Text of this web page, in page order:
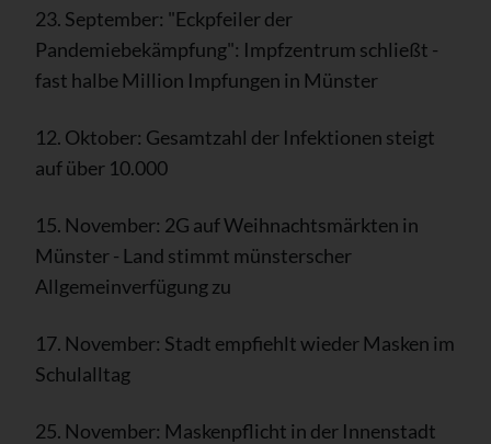
23. September: "Eckpfeiler der
Pandemiebekämpfung": Impfzentrum schließt -
fast halbe Million Impfungen in Münster
12. Oktober: Gesamtzahl der Infektionen steigt
auf über 10.000
15. November: 2G auf Weihnachtsmärkten in
Münster - Land stimmt münsterscher
Allgemeinverfügung zu
17. November: Stadt empfiehlt wieder Masken im
Schulalltag
25. November: Maskenpflicht in der Innenstadt